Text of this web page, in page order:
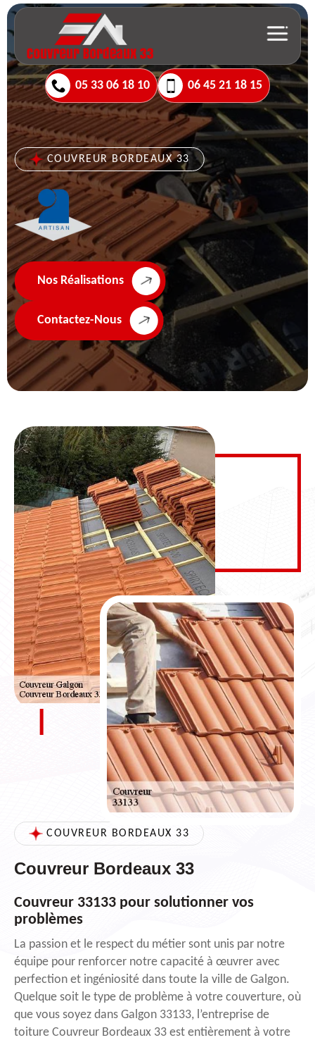
05 33 06 18 10 06 45 21 18 15
COUVREUR BORDEAUX 33
Nos Réalisations
Contactez-Nous
COUVREUR BORDEAUX 33
Couvreur Bordeaux 33
Couvreur 33133 pour solutionner vos
problèmes
La passion et le respect du métier sont unis par notre
équipe pour renforcer notre capacité à œuvrer avec
perfection et ingéniosité dans toute la ville de Galgon.
Quelque soit le type de problème à votre couverture, où
que vous soyez dans Galgon 33133, l’entreprise de
toiture Couvreur Bordeaux 33 est entièrement à votre